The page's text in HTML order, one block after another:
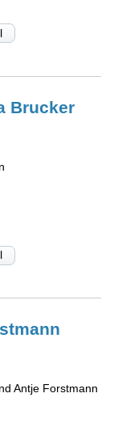
Brucker
Antje Forstmann